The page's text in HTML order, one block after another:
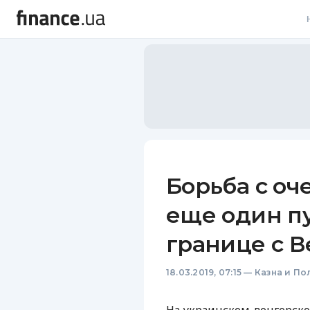
Борьба с
еще один
границе с
18.03.2019, 07:15 — Казна и